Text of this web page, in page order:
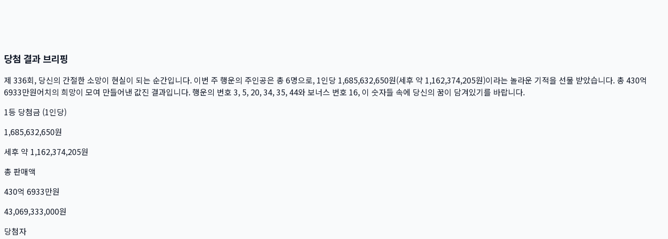
당첨 결과 브리핑
제 336회, 당신의 간절한 소망이 현실이 되는 순간입니다. 이번 주 행운의 주인공은 총 6명으로, 1인당 1,685,632,650원(세후 약 1,162,374,205원)이라는 놀라운 기적을 선물 받았습니다. 총 430억
6933만원어치의 희망이 모여 만들어낸 값진 결과입니다. 행운의 번호 3, 5, 20, 34, 35, 44와 보너스 번호 16, 이 숫자들 속에 당신의 꿈이 담겨있기를 바랍니다.
1등 당첨금 (1인당)
1,685,632,650원
세후 약 1,162,374,205원
총 판매액
430억 6933만원
43,069,333,000원
당첨자